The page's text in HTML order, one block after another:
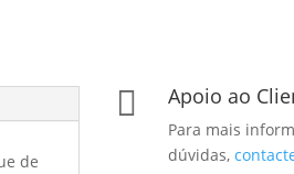
de
 Apoio ao
Para mais
dúvidas,